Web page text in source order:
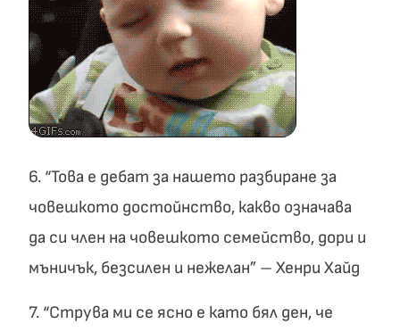
6. “Това е дебат за нашето разбиране за
човешкото достойнство, какво означава
да си член на човешкото семейство, дори и
мъничък, безсилен и нежелан” – Хенри Хайд
7. “Струва ми се ясно е като бял ден, че